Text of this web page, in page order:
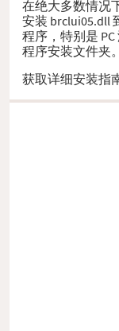
在绝大多数情况
安装 brclui05.dll
程序，特别是
程序安装文件夹。
获取详细安装指